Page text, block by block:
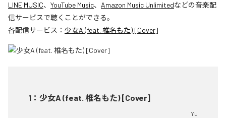
LINE MUSIC、 YouTube Music、 Amazon Music Unlimitedなどの音楽配
信サービスで聴くことができる。
各配信サービス： 少女A (feat. 椎名もた) [Cover]
1 ： 少女A (feat. 椎名もた) [Cover]
Yu